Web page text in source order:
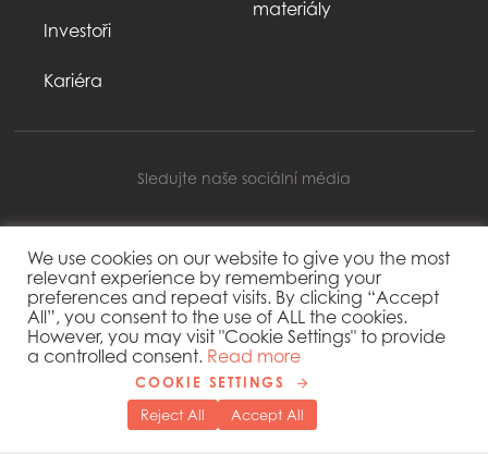
Investoři
Kariéra
materiály
Sledujte naše sociální média
Mowi Czechia
Autorská práva 2026 © Mowi
Nastavení souborů cookie
Zásady ochrany osobních údajů
We use cookies on our website to give you the most
relevant experience by remembering your
preferences and repeat visits. By clicking “Accept
All”, you consent to the use of ALL the cookies.
However, you may visit "Cookie Settings" to provide
a controlled consent. Read more
COOKIE SETTINGS
Reject All
Accept All